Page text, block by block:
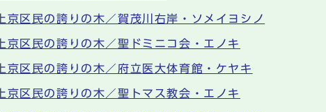
上京区民の誇りの木／賀茂川右岸・ソメイヨシノ
上京区民の誇りの木／聖ドミニコ会・エノキ
上京区民の誇りの木／府立医大体育館・ケヤキ
上京区民の誇りの木／聖トマス教会・エノキ